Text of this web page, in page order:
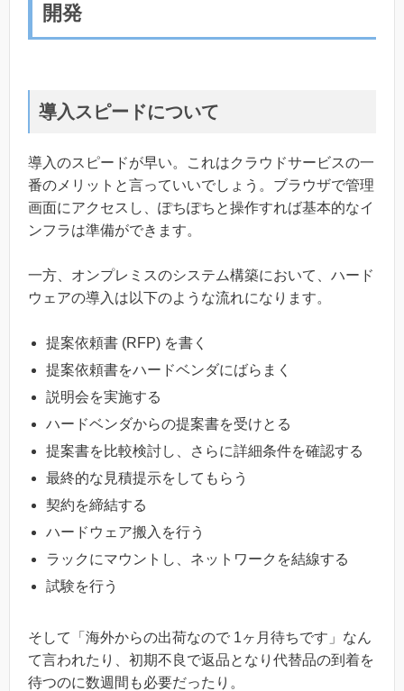
開発
導入スピードについて
導入のスピードが早い。これはクラウドサービスの一
番のメリットと言っていいでしょう。ブラウザで管理
画面にアクセスし、ぽちぽちと操作すれば基本的なイ
ンフラは準備ができます。
一方、オンプレミスのシステム構築において、ハード
ウェアの導入は以下のような流れになります。
提案依頼書 (RFP) を書く
提案依頼書をハードベンダにばらまく
説明会を実施する
ハードベンダからの提案書を受けとる
提案書を比較検討し、さらに詳細条件を確認する
最終的な見積提示をしてもらう
契約を締結する
ハードウェア搬入を行う
ラックにマウントし、ネットワークを結線する
試験を行う
そして「海外からの出荷なので 1ヶ月待ちです」なん
て言われたり、初期不良で返品となり代替品の到着を
待つのに数週間も必要だったり。